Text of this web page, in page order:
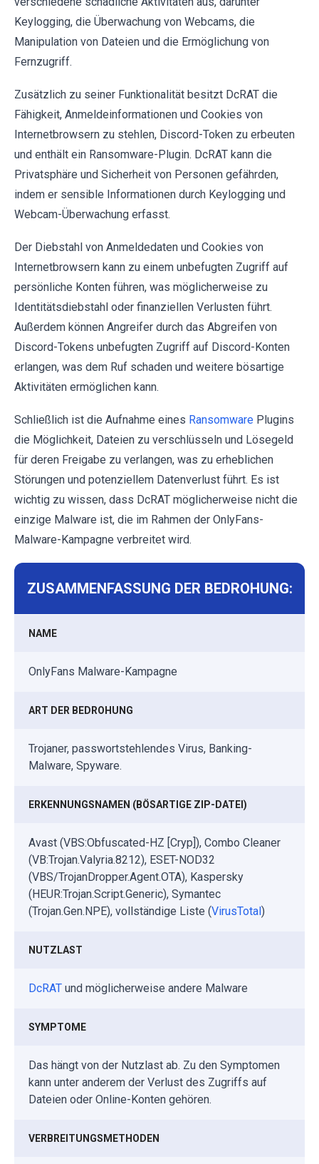
Keylogging, die Überwachung von Webcams, die
Manipulation von Dateien und die Ermöglichung von
Fernzugriff.
Zusätzlich zu seiner Funktionalität besitzt DcRAT die
Fähigkeit, Anmeldeinformationen und Cookies von
Internetbrowsern zu stehlen, Discord-Token zu erbeuten
und enthält ein Ransomware-Plugin. DcRAT kann die
Privatsphäre und Sicherheit von Personen gefährden,
indem er sensible Informationen durch Keylogging und
Webcam-Überwachung erfasst.
Der Diebstahl von Anmeldedaten und Cookies von
Internetbrowsern kann zu einem unbefugten Zugriff auf
persönliche Konten führen, was möglicherweise zu
Identitätsdiebstahl oder finanziellen Verlusten führt.
Außerdem können Angreifer durch das Abgreifen von
Discord-Tokens unbefugten Zugriff auf Discord-Konten
erlangen, was dem Ruf schaden und weitere bösartige
Aktivitäten ermöglichen kann.
Schließlich ist die Aufnahme eines Ransomware Plugins
die Möglichkeit, Dateien zu verschlüsseln und Lösegeld
für deren Freigabe zu verlangen, was zu erheblichen
Störungen und potenziellem Datenverlust führt. Es ist
wichtig zu wissen, dass DcRAT möglicherweise nicht die
einzige Malware ist, die im Rahmen der OnlyFans-
Malware-Kampagne verbreitet wird.
ZUSAMMENFASSUNG DER BEDROHUNG:
NAME
OnlyFans Malware-Kampagne
ART DER BEDROHUNG
Trojaner, passwortstehlendes Virus, Banking-
Malware, Spyware.
ERKENNUNGSNAMEN (BÖSARTIGE ZIP-DATEI)
Avast (VBS:Obfuscated-HZ [Cryp]), Combo Cleaner
(VB:Trojan.Valyria.8212), ESET-NOD32
(VBS/TrojanDropper.Agent.OTA), Kaspersky
(HEUR:Trojan.Script.Generic), Symantec
(Trojan.Gen.NPE), vollständige Liste (VirusTotal)
NUTZLAST
DcRAT und möglicherweise andere Malware
SYMPTOME
Das hängt von der Nutzlast ab. Zu den Symptomen
kann unter anderem der Verlust des Zugriffs auf
Dateien oder Online-Konten gehören.
VERBREITUNGSMETHODEN